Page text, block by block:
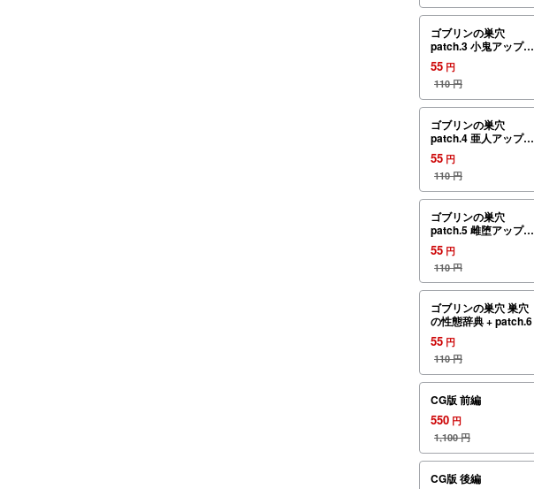
ゴブリンの巣穴
patch.3 小鬼アップグ
レードデータ
55 円
110 円
ゴブリンの巣穴
patch.4 亜人アップグ
レードデータ
55 円
110 円
ゴブリンの巣穴
patch.5 雌堕アップグ
レードデータ
55 円
110 円
ゴブリンの巣穴 巣穴
の性態辞典 + patch.6
55 円
110 円
CG版 前編
550 円
1,100 円
CG版 後編